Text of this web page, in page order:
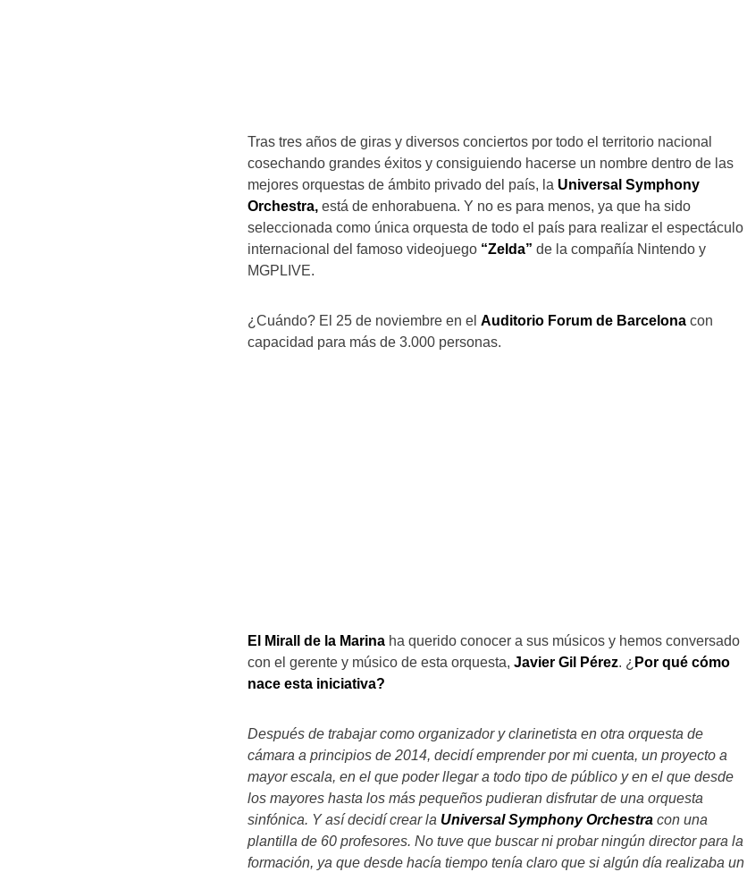
Tras tres años de giras y diversos conciertos por todo el territorio nacional
cosechando grandes éxitos y consiguiendo hacerse un nombre dentro de las
mejores orquestas de ámbito privado del país, la Universal Symphony
Orchestra, está de enhorabuena. Y no es para menos, ya que ha sido
seleccionada como única orquesta de todo el país para realizar el espectáculo
internacional del famoso videojuego “Zelda” de la compañía Nintendo y
MGPLIVE.
¿Cuándo? El 25 de noviembre en el Auditorio Forum de Barcelona con
capacidad para más de 3.000 personas.
El Mirall de la Marina ha querido conocer a sus músicos y hemos conversado
con el gerente y músico de esta orquesta, Javier Gil Pérez. ¿ Por qué cómo
nace esta iniciativa?
​Después de trabajar como organizador y clarinetista en otra orquesta de
cámara a principios de 2014, decidí emprender por mi cuenta, un proyecto a
mayor escala, en el que poder llegar a todo tipo de público y en el que desde
los mayores hasta los más pequeños pudieran disfrutar de una orquesta
sinfónica. Y así decidí crear la Universal Symphony Orchestra con una
plantilla de 60 profesores. No tuve que buscar ni probar ningún director para la
formación, ya que desde hacía tiempo tenía claro que si algún día realizaba un